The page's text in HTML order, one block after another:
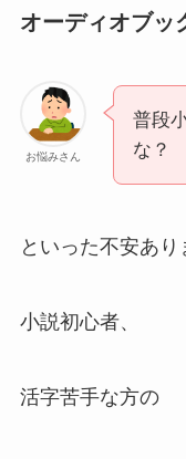
オーディオブッ
お悩みさん
普段
な？
といった不安あり
小説初心者、
活字苦手な方の